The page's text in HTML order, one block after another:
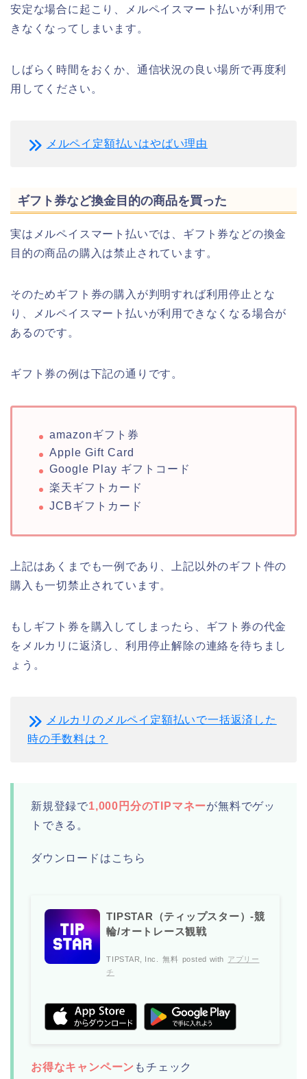
安定な場合に起こり、メルペイスマート払いが利用で
きなくなってしまいます。
しばらく時間をおくか、通信状況の良い場所で再度利
用してください。
メルペイ定額払いはやばい理由
ギフト券など換金目的の商品を買った
実はメルペイスマート払いでは、ギフト券などの換金
目的の商品の購入は禁止されています。
そのためギフト券の購入が判明すれば利用停止とな
り、メルペイスマート払いが利用できなくなる場合が
あるのです。
ギフト券の例は下記の通りです。
amazonギフト券
Apple Gift Card
Google Play ギフトコード
楽天ギフトカード
JCBギフトカード
上記はあくまでも一例であり、上記以外のギフト件の
購入も一切禁止されています。
もしギフト券を購入してしまったら、ギフト券の代金
をメルカリに返済し、利用停止解除の連絡を待ちまし
ょう。
メルカリのメルペイ定額払いで一括返済した
時の手数料は？
新規登録で1,000円分のTIPマネーが無料でゲッ
トできる。
ダウンロードはこちら
TIPSTAR（ティップスター）-競
輪/オートレース観戦
TIPSTAR, Inc. 無料 posted with アプリー
チ
お得なキャンペーン もチェック